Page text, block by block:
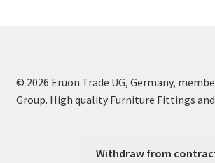
© 2026 Eruon Trade UG, Germany,
Group. High quality Furniture Fittings
Withdraw from